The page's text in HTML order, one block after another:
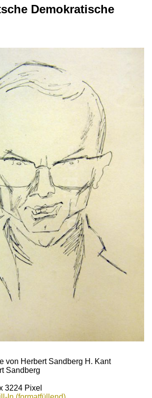
Demokratische
von Herbert Sandberg H. Kant
Sandberg
3224 Pixel